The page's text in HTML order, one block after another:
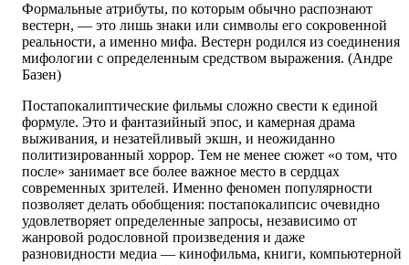
Формальные атрибуты, по которым обычно распознают
вестерн, — это лишь знаки или символы его сокровенной
реальности, а именно мифа. Вестерн родился из соединения
мифологии с определенным средством выражения. (Андре
Базен)
Постапокалиптические фильмы сложно свести к единой
формуле. Это и фантазийный эпос, и камерная драма
выживания, и незатейливый экшн, и неожиданно
политизированный хоррор. Тем не менее сюжет «о том, что
после» занимает все более важное место в сердцах
современных зрителей. Именно феномен популярности
позволяет делать обобщения: постапокалипсис очевидно
удовлетворяет определенные запросы, независимо от
жанровой родословной произведения и даже
разновидности медиа — кинофильма, книги, компьютерной